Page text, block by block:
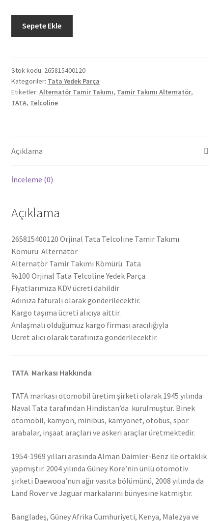
Takımı
Kömürü Alternatör
265815400120
adet
Sepete Ekle
Stok kodu: 265815400120
Kategoriler: Tata Yedek Parça
Etiketler: Alternatör Tamir Takımı, Tamir Takımı Alternatör,
TATA, Telcoline
Açıklama
İnceleme (0)
Açıklama
265815400120 Orjinal Tata Telcoline Tamir Takımı
Kömürü Alternatör
Alternatör Tamir Takımı Kömürü Tata
%100 Orjinal Tata Telcoline Yedek Parça
Fiyatlarımıza KDV ücreti dahildir
Adınıza faturalı olarak gönderilecektir.
Kargo taşıma ücreti alıcıya aittir.
Anlaşmalı olduğumuz kargo firması aracılığıyla
Ücret alıcı olarak tarafınıza gönderilecektir.
TATA Markası Hakkında
TATA markası otomobil üretim şirketi olarak 1945 yılında
Naval Tata tarafından Hindistan’da kurulmuştur. Binek
otomobil, kamyon, minibüs, kamyonet, otobüs, spor
arabalar, inşaat araçları ve askeri araçlar üretmektedir.
1954-1969 yılları arasında Alman Daimler-Benz ile ortaklık
yapmıştır. 2004 yılında Güney Kore’nin ünlü otomotiv
şirketi Daewooa’nun ağır vasıta bölümünü, 2008 yılında da
Land Rover ve Jaguar markalarını bünyesine katmıştır.
Bangladeş, Güney Afrika Cumhuriyeti, Kenya, Malezya ve